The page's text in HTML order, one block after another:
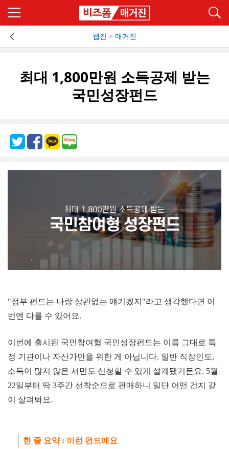
웹진 > 매거진
최대 1,800만원 소득공제 받는
국민성장펀드
"정부 펀드는 나랑 상관없는 얘기겠지"라고 생각했다면 이
번엔 다를 수 있어요.
이번에 출시된 국민참여형 국민성장펀드는 이름 그대로 특
정 기관이나 자산가만을 위한 게 아닙니다. 일반 직장인도,
소득이 많지 않은 서민도 신청할 수 있게 설계됐거든요. 5월
22일부터 딱 3주간 선착순으로 판매하니 일단 어떤 건지 같
이 살펴봐요.
한 줄 요약 : 이런 펀드예요